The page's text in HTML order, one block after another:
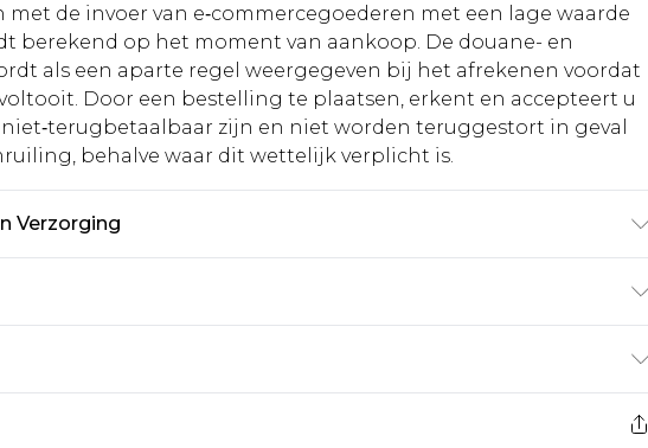
de invoer van e‑commercegoederen met een lage waarde
berekend op het moment van aankoop. De douane- en
als een aparte regel weergegeven bij het afrekenen voordat
Door een bestelling te plaatsen, erkent en accepteert u
zijn en niet worden teruggestort in geval
behalve waar dit wettelijk verplicht is.
Verzorging
Nederland
€5.99
€14.99